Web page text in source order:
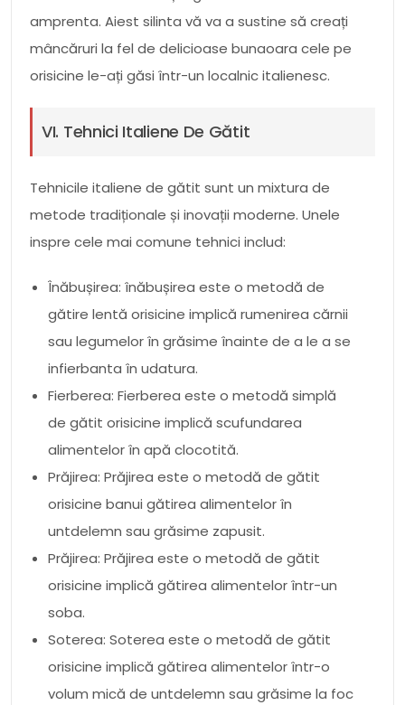
amprenta. Aiest silinta vă va a sustine să creați
mâncăruri la fel de delicioase bunaoara cele pe
orisicine le-ați găsi într-un localnic italienesc.
VI. Tehnici Italiene De Gătit
Tehnicile italiene de gătit sunt un mixtura de
metode tradiționale și inovații moderne. Unele
inspre cele mai comune tehnici includ:
Înăbușirea: înăbușirea este o metodă de
gătire lentă orisicine implică rumenirea cărnii
sau legumelor în grăsime înainte de a le a se
infierbanta în udatura.
Fierberea: Fierberea este o metodă simplă
de gătit orisicine implică scufundarea
alimentelor în apă clocotită.
Prăjirea: Prăjirea este o metodă de gătit
orisicine banui gătirea alimentelor în
untdelemn sau grăsime zapusit.
Prăjirea: Prăjirea este o metodă de gătit
orisicine implică gătirea alimentelor într-un
soba.
Soterea: Soterea este o metodă de gătit
orisicine implică gătirea alimentelor într-o
volum mică de untdelemn sau grăsime la foc